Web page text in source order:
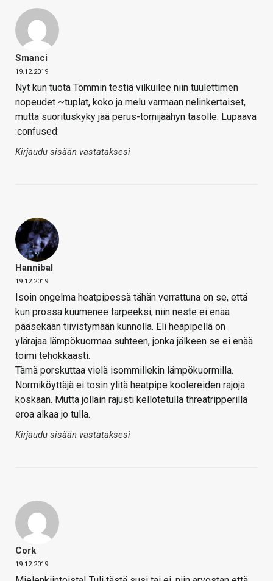
Smanci
19.12.2019
Nyt kun tuota Tommin testiä vilkuilee niin tuulettimen
nopeudet ~tuplat, koko ja melu varmaan nelinkertaiset,
mutta suorituskyky jää perus-tornijäähyn tasolle. Lupaava
:confused:
Kirjaudu sisään vastataksesi
Hannibal
19.12.2019
Isoin ongelma heatpipessä tähän verrattuna on se, että
kun prossa kuumenee tarpeeksi, niin neste ei enää
pääsekään tiivistymään kunnolla. Eli heapipellä on
ylärajaa lämpökuormaa suhteen, jonka jälkeen se ei enää
toimi tehokkaasti.
Tämä porskuttaa vielä isommillekin lämpökuormilla.
Normiköyttäjä ei tosin ylitä heatpipe koolereiden rajoja
koskaan. Mutta jollain rajusti kellotetulla threatripperillä
eroa alkaa jo tulla.
Kirjaudu sisään vastataksesi
Cork
19.12.2019